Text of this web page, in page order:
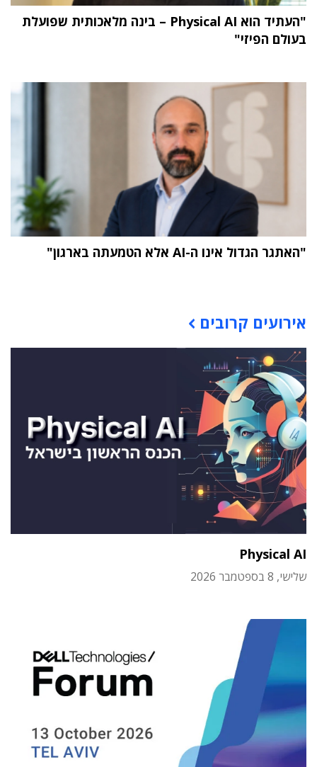
"העתיד הוא Physical AI – בינה מלאכותית שפועלת
בעולם הפיזי"
"האתגר הגדול אינו ה-AI אלא הטמעתה בארגון"
אירועים קרובים
Physical AI
שלישי, 8 בספטמבר 2026